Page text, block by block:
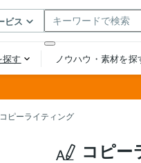
コピーライティング
コピー